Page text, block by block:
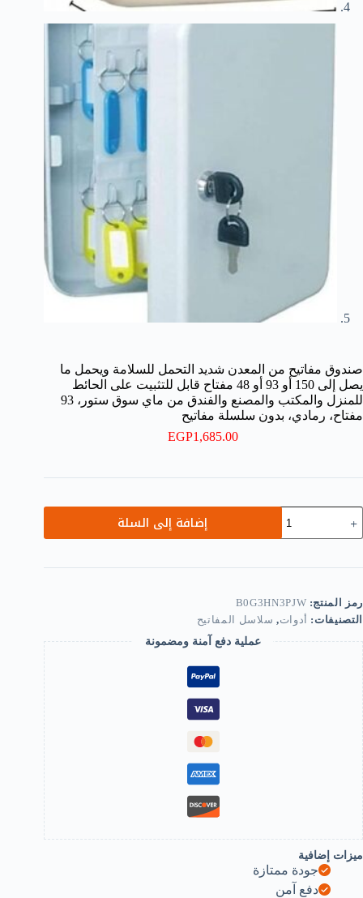
صندوق مفاتيح من المعدن شديد التحمل للسلامة ويحمل ما
يصل إلى 150 أو 93 أو 48 مفتاح قابل للتثبيت على الحائط
للمنزل والمكتب والمصنع والفندق من ماي سوق ستور، 93
مفتاح، رمادي، بدون سلسلة مفاتيح
EGP1,685.00
صندوق
مفاتيح
المعدن
التحمل
للسلامة
ما
يصل
إلى
150
أو
93
أو
48
مفتاح
قابل
للتثبيت
على
الحائط
للمنزل
والمكتب
والمصنع
والفندق
إضافة إلى السلة
رمز المنتج: B0G3HN3PJW
التصنيفات: أدوات, سلاسل المفاتيح
عملية دفع آمنة ومضمونة
ميزات إضافية
جودة ممتازة
دفع آمن